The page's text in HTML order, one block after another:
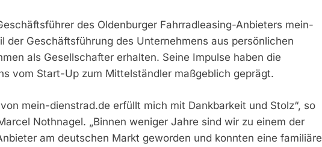
des Oldenburger Fahrradleasing-Anbieters mein-
der Geschäftsführung des Unternehmens aus persönlichen
als Gesellschafter erhalten. Seine Impulse haben die
vom Start-Up zum Mittelständler maßgeblich geprägt.
mein-dienstrad.de erfüllt mich mit Dankbarkeit und Stolz“, so
Nothnagel. „Binnen weniger Jahre sind wir zu einem der
am deutschen Markt geworden und konnten eine familiäre